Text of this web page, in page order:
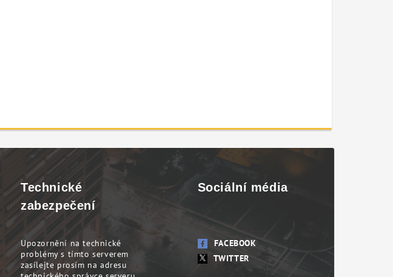
Technické
zabezpečení
Upozornění na technické
problémy s tímto serverem
zasílejte prosím na adresu
Sociální média
FACEBOOK
TWITTER